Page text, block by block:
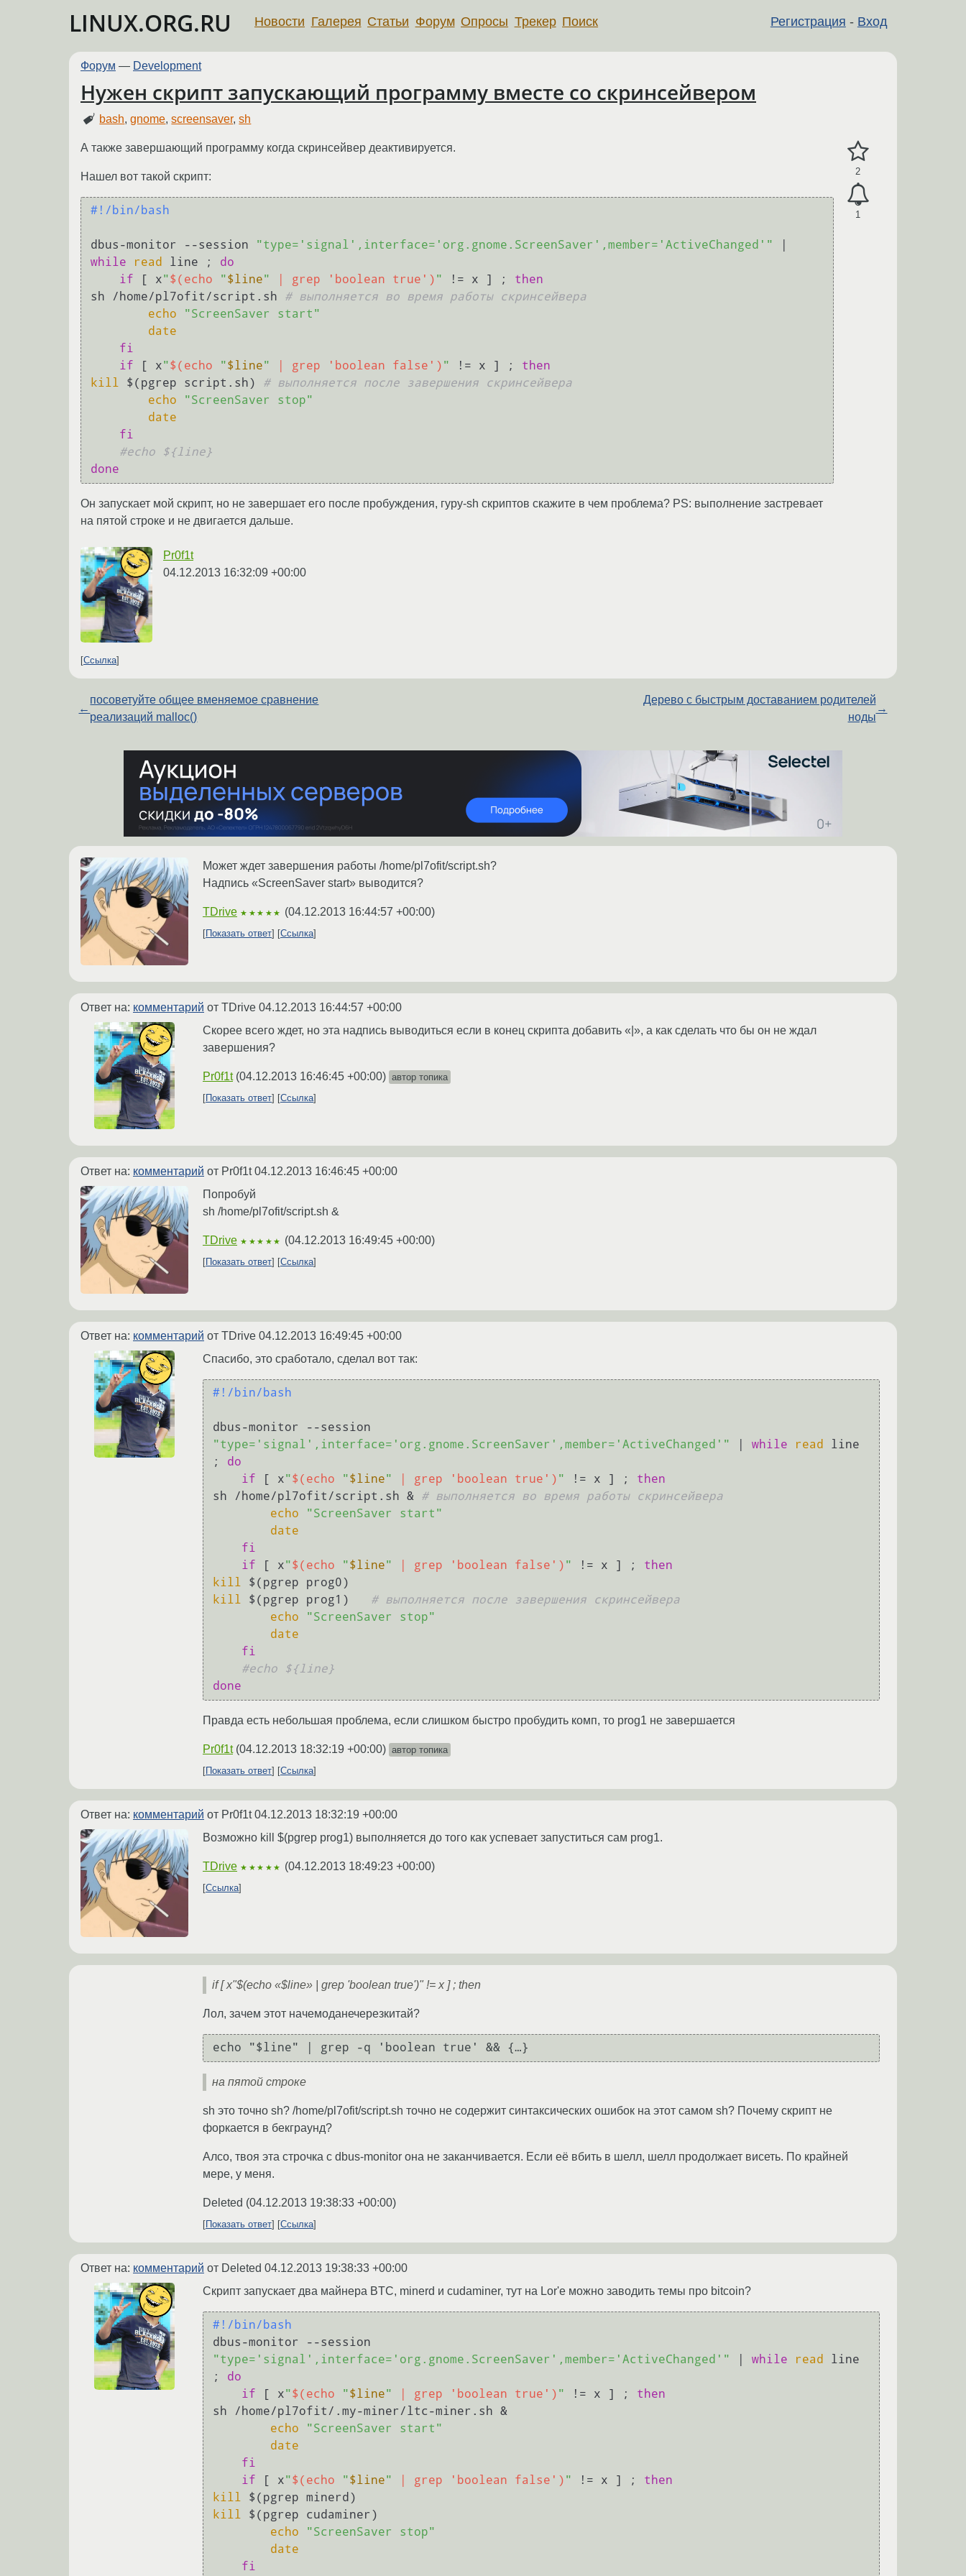
LINUX.ORG.RU Регистрация - Вход
Новости Галерея Статьи Форум Опросы Трекер Поиск
Форум — Development
Нужен скрипт запускающий программу вместе со скринсейвером
bash,gnome,screensaver,sh
2
1
А также завершающий программу когда скринсейвер деактивируется.
Нашел вот такой скрипт:
#!/bin/bash
dbus-monitor --session "type='signal',interface='org.gnome.ScreenSaver',member='ActiveChanged'"
while
read line ; do
if [ x"$(echo "$line" | grep 'boolean true') " != x ] ; then
sh /home/pl7ofit/script.sh # выполняется во время работы скринсейвера
echo
"ScreenSaver start"
date
fi
if [ x"$(echo "$line" | grep 'boolean false') " != x ] ; then
kill $(pgrep script.sh) # выполняется после завершения скринсейвера
echo
"ScreenSaver stop"
date
fi
#echo ${line}
done
Он запускает мой скрипт, но не завершает его после пробуждения, гуру-sh скриптов скажите в чем проблема? PS: выполнение застревает
на пятой строке и не двигается дальше.
Pr0f1t
04.12.2013 16:32:09 +00:00
Ссылка
←
посоветуйте общее вменяемое сравнение
реализаций malloc()
Дерево с быстрым доставанием родителей
ноды
→
Может ждет завершения работы /home/pl7ofit/script.sh?
Надпись «ScreenSaver start» выводится?
TDrive ★★★★★ (04.12.2013 16:44:57 +00:00)
Показать ответ Ссылка
Ответ на: комментарий от TDrive 04.12.2013 16:44:57 +00:00
Скорее всего ждет, но эта надпись выводиться если в конец скрипта добавить «|», а как сделать что бы он не ждал
завершения?
Pr0f1t (04.12.2013 16:46:45 +00:00) автор топика
Показать ответ
Ссылка
Ответ на: комментарий от Pr0f1t04.12.2013 16:46:45 +00:00
Попробуй
sh /home/pl7ofit/script.sh &
TDrive ★★★★★ (04.12.2013 16:49:45 +00:00)
Показать ответ Ссылка
Ответ на: комментарий от TDrive 04.12.2013 16:49:45 +00:00
Спасибо, это сработало, сделал вот так:
#!/bin/bash
"type='signal',interface='org.gnome.ScreenSaver',member='ActiveChanged'"
while read
line
; do
if [ x"$(echo "$line" | grep 'boolean true') " != x ] ; then
sh /home/pl7ofit/script.sh & # выполняется во время работы скринсейвера
echo
"ScreenSaver start"
date
fi
if [ x"$(echo "$line" | grep 'boolean false') " != x ] ; then
kill
kill $(pgrep prog1) # выполняется после завершения скринсейвера
echo
"ScreenSaver stop"
date
fi
#echo ${line}
done
Правда есть небольшая проблема, если слишком быстро пробудить комп, то prog1 не завершается
Pr0f1t (04.12.2013 18:32:19 +00:00) автор топика
Показать ответ
Ссылка
Ответ на: комментарий от Pr0f1t04.12.2013 18:32:19 +00:00
Возможно kill $(pgrep prog1) выполняется до того как успевает запуститься сам prog1.
TDrive ★★★★★ (04.12.2013 18:49:23 +00:00)
Ссылка
if [ x"$(echo «$line» | grep 'boolean true')" != x ] ; then
Лол, зачем этот начемоданечерезкитай?
echo "$line" | grep -q 'boolean true' && {…}
на пятой строке
sh это точно sh? /home/pl7ofit/script.sh точно не содержит синтаксических ошибок на этот самом sh? Почему скрипт не
форкается в бекграунд?
Алсо, твоя эта строчка с dbus-monitor она не заканчивается. Если её вбить в шелл, шелл продолжает висеть. По крайней
мере, у меня.
Deleted (04.12.2013 19:38:33 +00:00)
Показать ответ Ссылка
Ответ на: комментарий от Deleted 04.12.2013 19:38:33 +00:00
Скрипт запускает два майнера BTC, minerd и cudaminer, тут на Lor'e можно заводить темы про bitcoin?
#!/bin/bash
"type='signal',interface='org.gnome.ScreenSaver',member='ActiveChanged'"
while read
line
; do
if [ x"$(echo "$line" | grep 'boolean true') " != x ] ; then
sh /home/pl7ofit/.my-miner/ltc-miner.sh &
echo
"ScreenSaver start"
date
fi
if [ x"$(echo "$line" | grep 'boolean false') " != x ] ; then
kill
kill $(pgrep cudaminer)
echo
"ScreenSaver stop"
date
fi